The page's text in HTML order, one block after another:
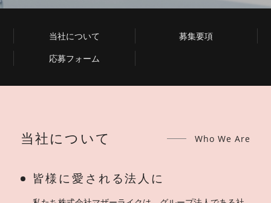
当社について
募集要項
応募フォーム
当社について Who We Are
皆様に愛される法人に